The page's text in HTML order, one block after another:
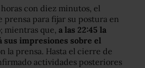
con diez minutos, el
para fijar su postura en
mientras que, a las 22:45 la
sus impresiones sobre el
la prensa. Hasta el cierre de
actividades posteriores